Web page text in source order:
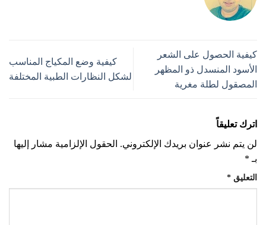
كيفية الحصول على الشعر
الأسود المنسدل ذو المظهر
المصقول لطلة مغرية
كيفية وضع المكياج المناسب
لشكل النظارات الطبية المختلفة
اترك تعليقاً
لن يتم نشر عنوان بريدك الإلكتروني. الحقول الإلزامية مشار إليها
بـ *
التعليق *